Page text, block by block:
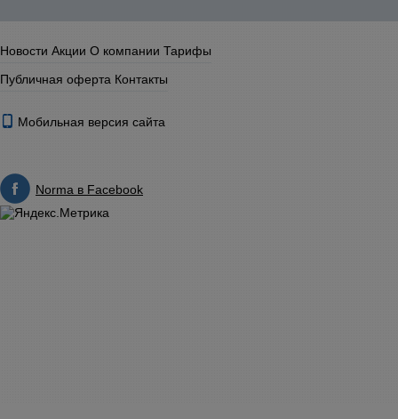
Новости Акции О компании Тарифы
Публичная оферта Контакты
Мобильная версия сайта
Norma в Facebook